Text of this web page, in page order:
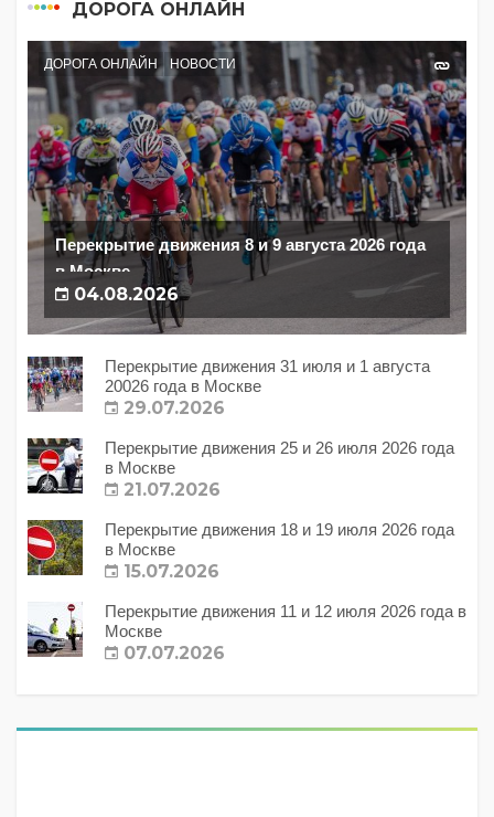
ДОРОГА ОНЛАЙН
ДОРОГА ОНЛАЙН НОВОСТИ
Перекрытие движения 8 и 9 августа 2026 года
в Москве
04.08.2026
Перекрытие движения 31 июля и 1 августа
20026 года в Москве
29.07.2026
Перекрытие движения 25 и 26 июля 2026 года
в Москве
21.07.2026
Перекрытие движения 18 и 19 июля 2026 года
в Москве
15.07.2026
Перекрытие движения 11 и 12 июля 2026 года в
Москве
07.07.2026